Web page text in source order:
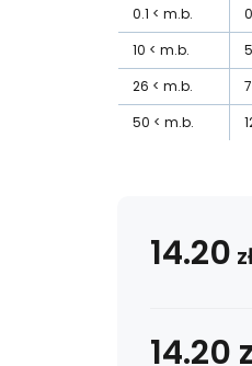
0.1
m.b. 0
10
m.b. 5
26
m.b.
50
m.b.
14.20
14.20